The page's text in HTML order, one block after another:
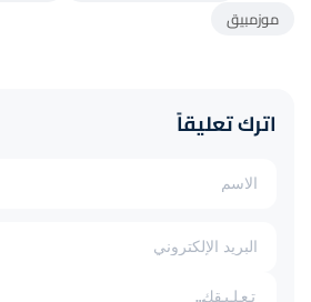
موزمبيق
اترك تعليقاً